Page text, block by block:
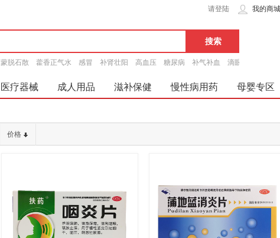
我的商城
请登陆
蒙脱石散 藿香正气水 感冒 补肾壮阳 高血压 糖尿病 补气补血 滴眼液
医疗器械 成人用品 滋补保健 慢性病用药 母婴专区
价格